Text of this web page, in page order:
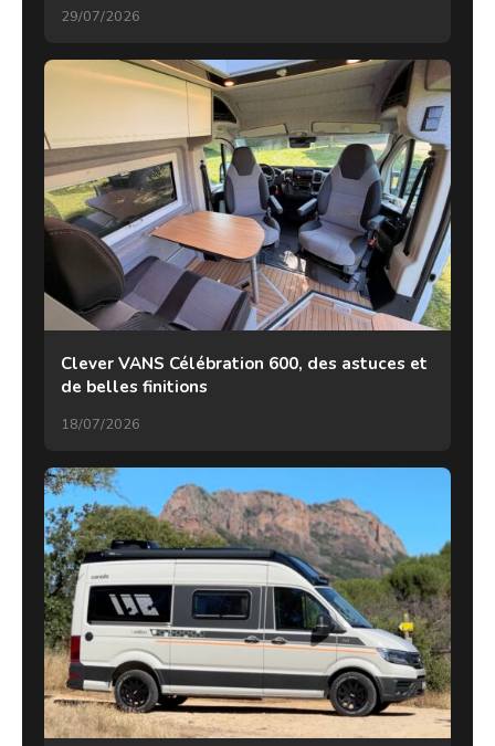
29/07/2026
Clever VANS Célébration 600, des astuces et
de belles finitions
18/07/2026